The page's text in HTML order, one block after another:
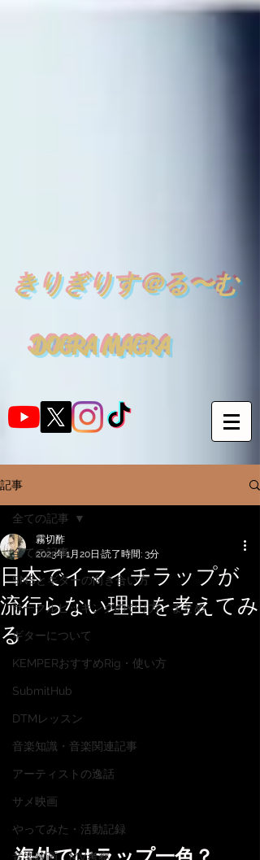
きりぎりす＠る〜む
DOGRA MAGRA
記事
全ての記事
SNSとギターの向き合い方
サークルピッキングのやり方・まとめ
ギターについて
KEMPERおすすめRig・使い方
SubmitHub
DTMレッスン
音楽知識・音楽関連記事
アーティストの逸話
サメ映画
やってみた・活動記録
音楽映画、MV考察
全ての記事
日本でイマイチラップが
流行らない理由を考えてみ
る
霧切酢
2023年1月20日 読了時間: 3分